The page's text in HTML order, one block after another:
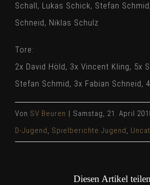
Schall, Lukas Schick, Stefan
Schneid, Niklas Schulz
Tore:
2x David Höld, 3x Vincent Kling, 5x
Stefan Schmid, 3x Fabian Schneid,
Von SV Beuren | Samstag, 21. April
D-Jugend, Spielberichte Jugend,
Diesen Artikel teilen